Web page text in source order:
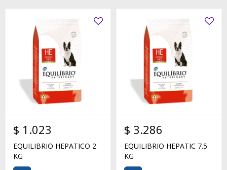
$ 1.023
EQUILIBRIO HEPATICO 2
KG
$ 3.286
EQUILIBRIO HEPATIC 7.5
KG